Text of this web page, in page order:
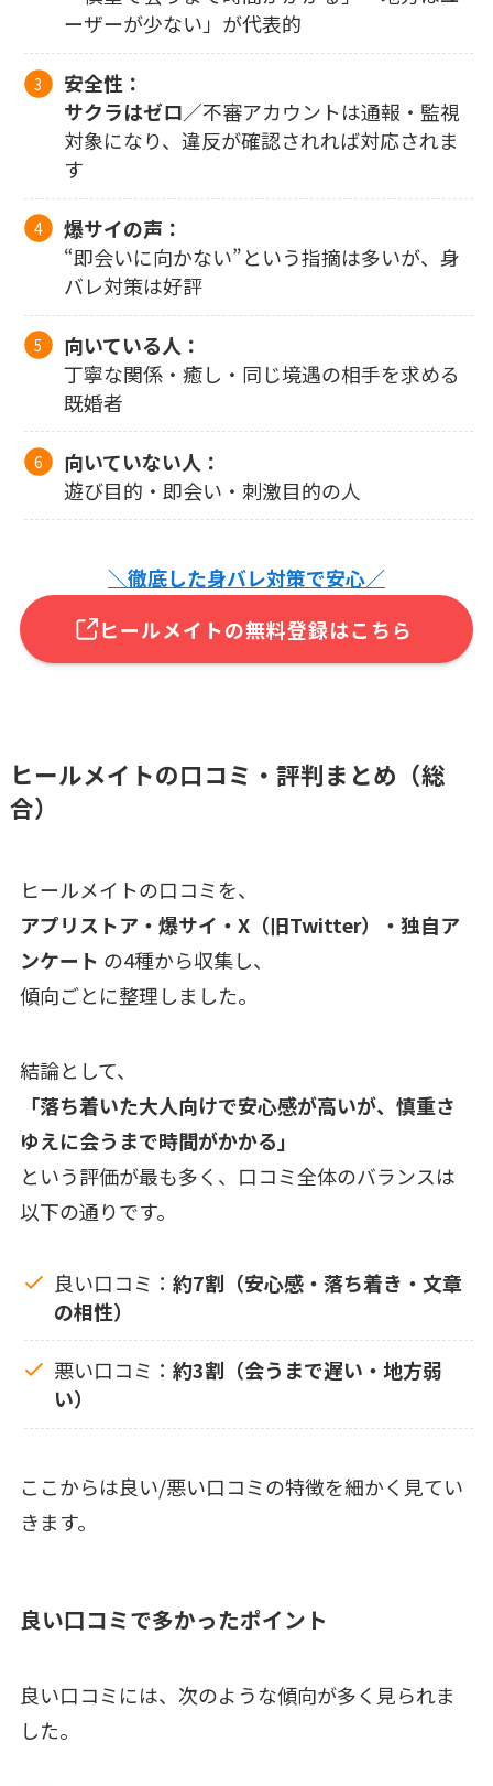
ーザーが少ない」が代表的
安全性：
サクラはゼロ／不審アカウントは通報・監視
対象になり、違反が確認されれば対応されま
す
爆サイの声：
“即会いに向かない”という指摘は多いが、身
バレ対策は好評
向いている人：
丁寧な関係・癒し・同じ境遇の相手を求める
既婚者
向いていない人：
遊び目的・即会い・刺激目的の人
＼徹底した身バレ対策で安心／
ヒールメイトの無料登録はこちら
ヒールメイトの口コミ・評判まとめ（総
合）
ヒールメイトの口コミを、
アプリストア・爆サイ・X（旧Twitter）・独自ア
ンケート の4種から収集し、
傾向ごとに整理しました。
結論として、
「落ち着いた大人向けで安心感が高いが、慎重さ
ゆえに会うまで時間がかかる」
という評価が最も多く、口コミ全体のバランスは
以下の通りです。
良い口コミ：約7割（安心感・落ち着き・文章
の相性）
悪い口コミ：約3割（会うまで遅い・地方弱
い）
ここからは良い/悪い口コミの特徴を細かく見てい
きます。
良い口コミで多かったポイント
良い口コミには、次のような傾向が多く見られま
した。